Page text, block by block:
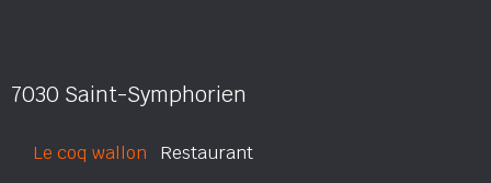
7030 Saint-Symphorien
Le coq wallon Restaurant